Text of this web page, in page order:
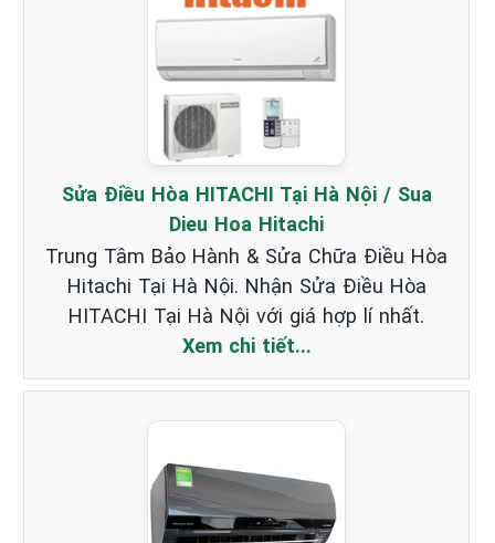
Sửa Điều Hòa HITACHI Tại Hà Nội / Sua
Dieu Hoa Hitachi
Trung Tâm Bảo Hành & Sửa Chữa Điều Hòa
Hitachi Tại Hà Nội. Nhận Sửa Điều Hòa
HITACHI Tại Hà Nội với giá hợp lí nhất.
Xem chi tiết...